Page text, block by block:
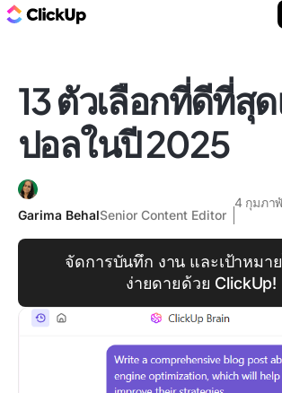
13 ตัวเลือกที่ดีที่สุ
ปอลในปี 2025
Garima BehalSenior Content Editor
4 กุมภา
จัดการบันทึก งาน และเป้าหมา
ง่ายดายด้วย ClickUp!